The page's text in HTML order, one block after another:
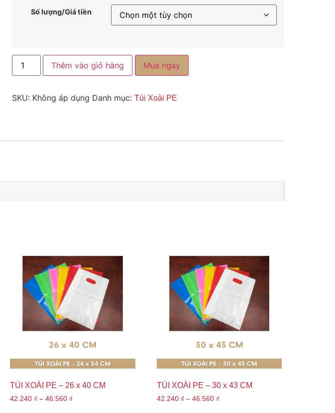
Số lượng/Giá tiền
Thêm vào giỏ hàng Mua ngay
SKU: Không áp dụng Danh mục: Túi Xoài PE
TÚI XOÀI PE – 26 x 40 CM
42.240 ₫ – 46.560 ₫
TÚI XOÀI PE – 30 x 43 CM
42.240 ₫ – 46.560 ₫